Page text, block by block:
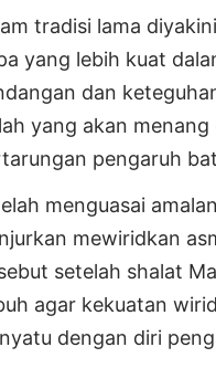
tradisi lama
yang lebih kuat
dan
yang akan menang
pengaruh
menguasai
mewiridkan
setelah shalat
agar kekuatan wirid
dengan diri